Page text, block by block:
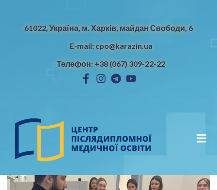
61022, Україна, м. Харків, майдан Свободи, 6
E-mail: cpo@karazin.ua
Телефон: +38 (067) 309-22-22